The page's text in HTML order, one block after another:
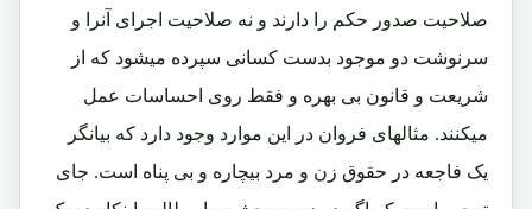
صلاحیت صدور حکم را دارند و نه صلاحیت اجرای آنرا و
سرنوشت دو موجود بدست کسانی سپرده میشود که از
شریعت و قانون بی بهره و فقط روی احساسات عمل
میکنند. مثالهای فروان در این موارد وجود دارد که بیانگر
یک فاجعه در حقوق زن و مرد بیچاره و بی پناه است. جای